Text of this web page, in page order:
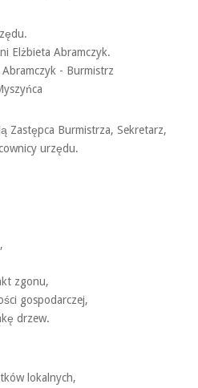
Elżbieta Abramczyk.
Zastępca Burmistrza, Sekretarz,
urzędu.
zgonu,
gospodarczej,
drzew.
lokalnych,